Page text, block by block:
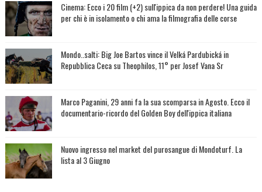
Cinema: Ecco i 20 film (+2) sull'ippica da non perdere! Una guida
per chi è in isolamento o chi ama la filmografia delle corse
Mondo..salti: Big Joe Bartos vince il Velká Pardubická in
Repubblica Ceca su Theophilos, 11° per Josef Vana Sr
Marco Paganini, 29 anni fa la sua scomparsa in Agosto. Ecco il
documentario-ricordo del Golden Boy dell'ippica italiana
Nuovo ingresso nel market del purosangue di Mondoturf. La
lista al 3 Giugno